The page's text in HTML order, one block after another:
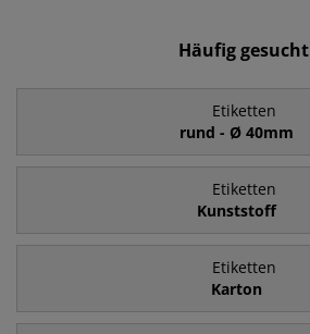
Häufig gesucht
Etiketten
rund - Ø 40mm
Etiketten
Kunststoff
Etiketten
Karton